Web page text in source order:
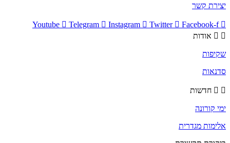
יצירת קשר
Youtube Telegram Instagram Twitter
Facebook-f
אודות
שקיפות
סדנאות
חדשות
ימי קורונה
אלימות מגדרית